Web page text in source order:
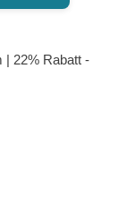
| 22% Rabatt -